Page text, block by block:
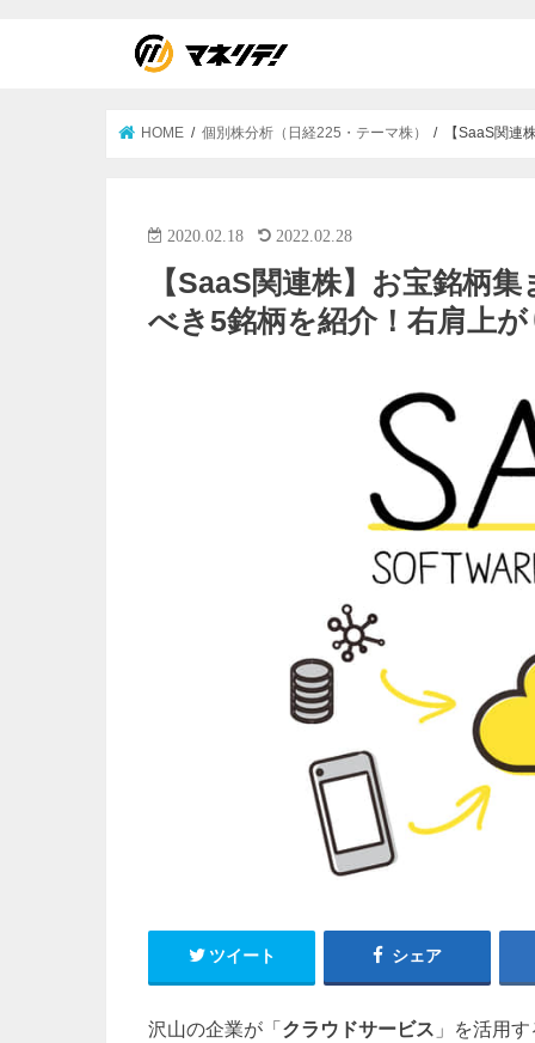
HOME 個別株分析（日経225・テーマ株） 【SaaS関連
2020.02.18 2022.02.28
【SaaS関連株】お宝銘柄
べき5銘柄を紹介！右肩上
ツイート シェア
沢山の企業が「クラウドサービス 」を活用